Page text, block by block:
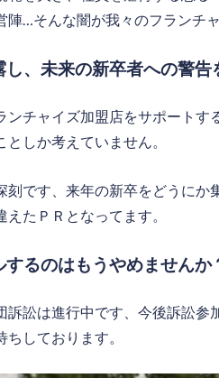
陣…そんな闇が我々のフランチ
、未来の新卒者への警告
ンチャイズ加盟店をサポートす
しか考えていません。
刻です、来年の新卒をどうに
たＰＲとなってます。
るのはもうやめませんか
訴訟は進行中です、今後訴訟参
しております。